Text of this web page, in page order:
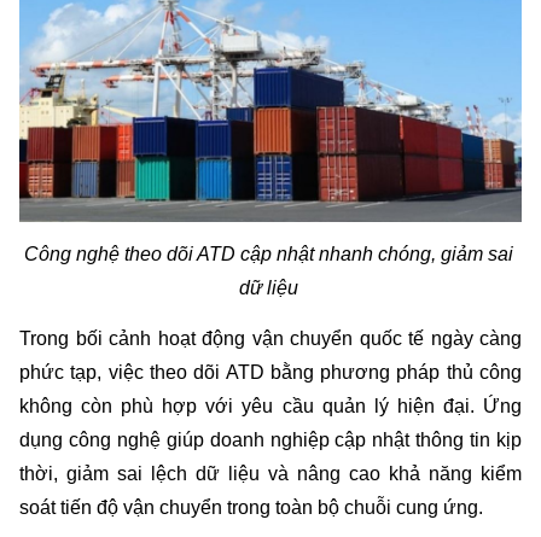
Công nghệ theo dõi ATD cập nhật nhanh chóng, giảm sai
dữ liệu
Trong bối cảnh hoạt động vận chuyển quốc tế ngày càng
phức tạp, việc theo dõi ATD bằng phương pháp thủ công
không còn phù hợp với yêu cầu quản lý hiện đại. Ứng
dụng công nghệ giúp doanh nghiệp cập nhật thông tin kịp
thời, giảm sai lệch dữ liệu và nâng cao khả năng kiểm
soát tiến độ vận chuyển trong toàn bộ chuỗi cung ứng.